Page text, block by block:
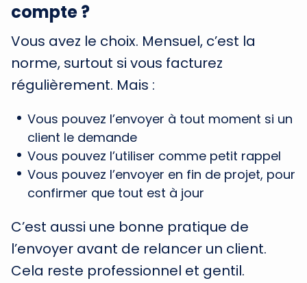
compte ?
Vous avez le choix. Mensuel, c’est la
norme, surtout si vous facturez
régulièrement. Mais :
Vous pouvez l’envoyer à tout moment si un
client le demande
Vous pouvez l’utiliser comme petit rappel
Vous pouvez l’envoyer en fin de projet, pour
confirmer que tout est à jour
C’est aussi une bonne pratique de
l’envoyer avant de relancer un client.
Cela reste professionnel et gentil.